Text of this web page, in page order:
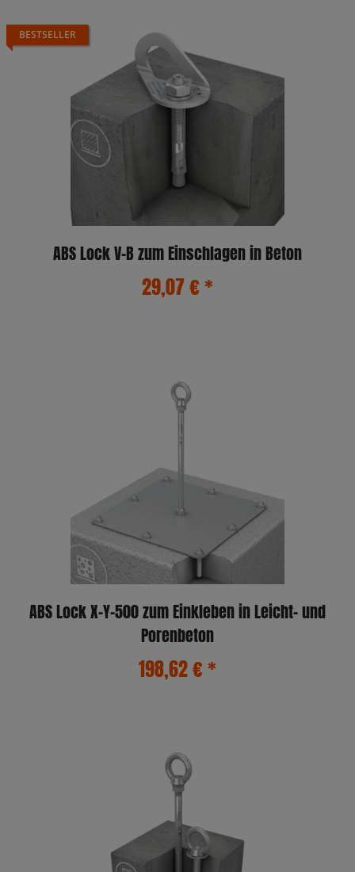
BESTSELLER
ABS Lock V–B zum Einschlagen in Beton
29,07 €*
ABS Lock X-Y-500 zum Einkleben in Leicht- und
Porenbeton
198,62 €*